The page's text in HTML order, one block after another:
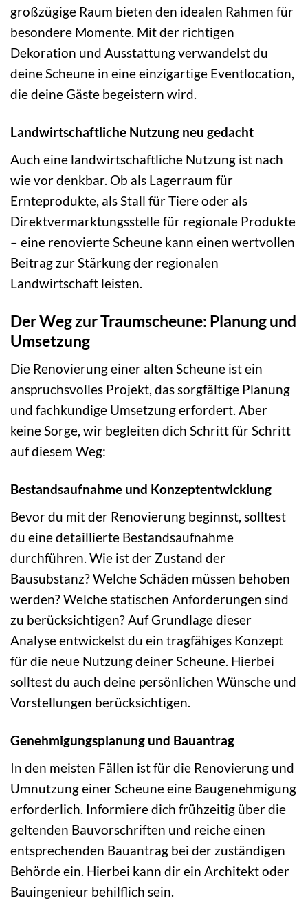
großzügige Raum bieten den idealen Rahmen für
besondere Momente. Mit der richtigen
Dekoration und Ausstattung verwandelst du
deine Scheune in eine einzigartige Eventlocation,
die deine Gäste begeistern wird.
Landwirtschaftliche Nutzung neu gedacht
Auch eine landwirtschaftliche Nutzung ist nach
wie vor denkbar. Ob als Lagerraum für
Ernteprodukte, als Stall für Tiere oder als
Direktvermarktungsstelle für regionale Produkte
– eine renovierte Scheune kann einen wertvollen
Beitrag zur Stärkung der regionalen
Landwirtschaft leisten.
Der Weg zur Traumscheune: Planung und
Umsetzung
Die Renovierung einer alten Scheune ist ein
anspruchsvolles Projekt, das sorgfältige Planung
und fachkundige Umsetzung erfordert. Aber
keine Sorge, wir begleiten dich Schritt für Schritt
auf diesem Weg:
Bestandsaufnahme und Konzeptentwicklung
Bevor du mit der Renovierung beginnst, solltest
du eine detaillierte Bestandsaufnahme
durchführen. Wie ist der Zustand der
Bausubstanz? Welche Schäden müssen behoben
werden? Welche statischen Anforderungen sind
zu berücksichtigen? Auf Grundlage dieser
Analyse entwickelst du ein tragfähiges Konzept
für die neue Nutzung deiner Scheune. Hierbei
solltest du auch deine persönlichen Wünsche und
Vorstellungen berücksichtigen.
Genehmigungsplanung und Bauantrag
In den meisten Fällen ist für die Renovierung und
Umnutzung einer Scheune eine Baugenehmigung
erforderlich. Informiere dich frühzeitig über die
geltenden Bauvorschriften und reiche einen
entsprechenden Bauantrag bei der zuständigen
Behörde ein. Hierbei kann dir ein Architekt oder
Bauingenieur behilflich sein.